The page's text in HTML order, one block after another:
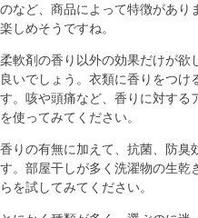
のなど、商品によって特徴があり
楽しめそうですね。
柔軟剤の香り以外の効果だけが欲
良いでしょう。衣類に香りをつけ
す。咳や頭痛など、香りに対する
を使ってみてください。
香りの有無に加えて、抗菌、防臭
す。部屋干しが多く洗濯物の生乾
らを試してみてください。